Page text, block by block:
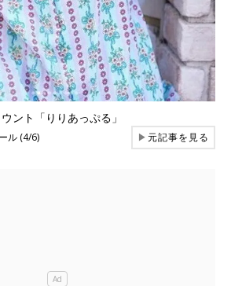
ント「りりあっぷる」
ル (4/6) ▶元記事を見る